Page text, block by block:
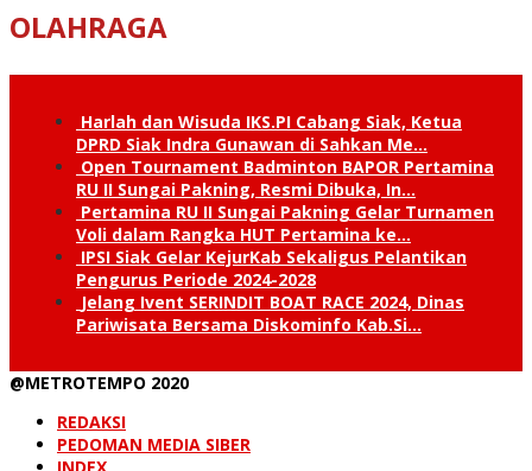
OLAHRAGA
Harlah dan Wisuda IKS.PI Cabang Siak, Ketua
DPRD Siak Indra Gunawan di Sahkan Me…
Open Tournament Badminton BAPOR Pertamina
RU II Sungai Pakning, Resmi Dibuka, In…
Pertamina RU II Sungai Pakning Gelar Turnamen
Voli dalam Rangka HUT Pertamina ke…
IPSI Siak Gelar KejurKab Sekaligus Pelantikan
Pengurus Periode 2024-2028
Jelang Ivent SERINDIT BOAT RACE 2024, Dinas
Pariwisata Bersama Diskominfo Kab.Si…
@METROTEMPO 2020
REDAKSI
PEDOMAN MEDIA SIBER